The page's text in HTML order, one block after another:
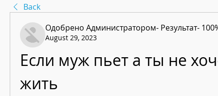
Back
Одобрено Администратором- Результат-
August 29, 2023
Если муж пьет а ты не
жить